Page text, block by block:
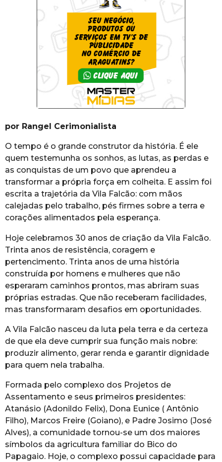
por Rangel Cerimonialista
O tempo é o grande construtor da história. É ele
quem testemunha os sonhos, as lutas, as perdas e
as conquistas de um povo que aprendeu a
transformar a própria força em colheita. E assim foi
escrita a trajetória da Vila Falcão: com mãos
calejadas pelo trabalho, pés firmes sobre a terra e
corações alimentados pela esperança.
Hoje celebramos 30 anos de criação da Vila Falcão.
Trinta anos de resistência, coragem e
pertencimento. Trinta anos de uma história
construída por homens e mulheres que não
esperaram caminhos prontos, mas abriram suas
próprias estradas. Que não receberam facilidades,
mas transformaram desafios em oportunidades.
A Vila Falcão nasceu da luta pela terra e da certeza
de que ela deve cumprir sua função mais nobre:
produzir alimento, gerar renda e garantir dignidade
para quem nela trabalha.
Formada pelo complexo dos Projetos de
Assentamento e seus primeiros presidentes:
Atanásio (Adonildo Felix), Dona Eunice ( Antônio
Filho), Marcos Freire (Goiano), e Padre Josimo (José
Alves), a comunidade tornou-se um dos maiores
símbolos da agricultura familiar do Bico do
Papagaio. Hoje, o complexo possui capacidade para